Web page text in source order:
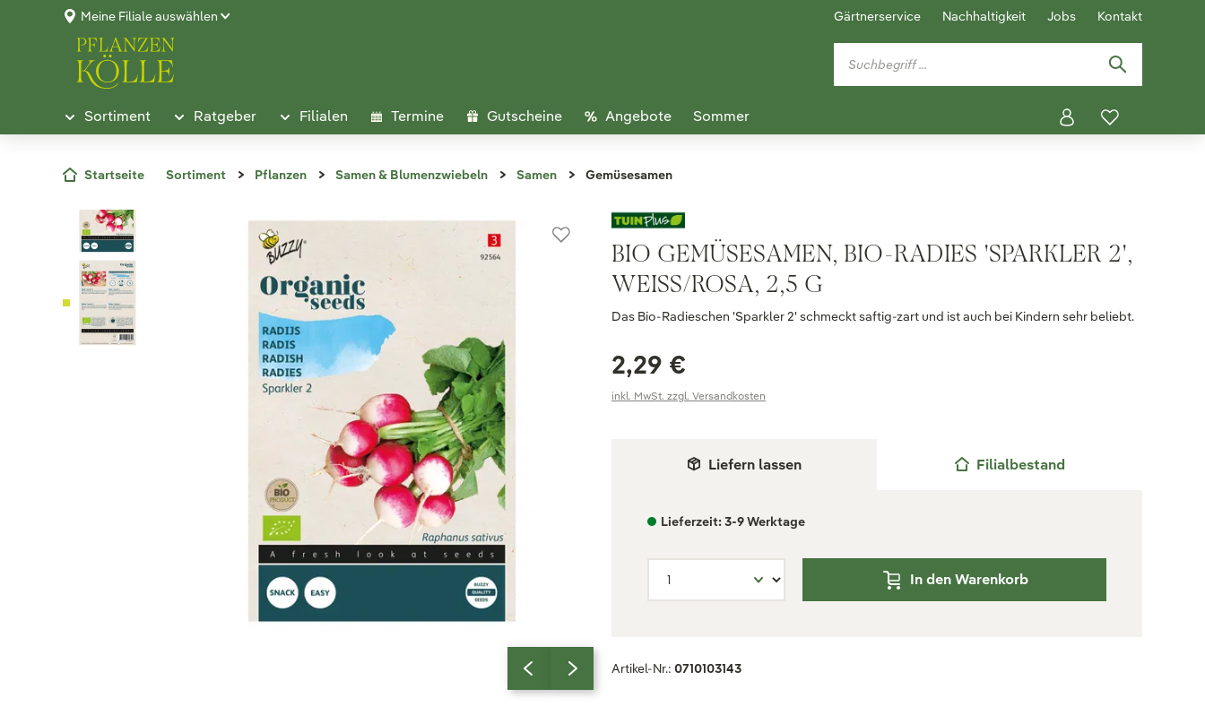
Meine Filiale auswählen Gärtnerservice Nachhaltigkeit Jobs Kontakt
Sortiment Ratgeber Filialen Termine Gutscheine Angebote Sommer
Startseite Sortiment Pflanzen Samen & Blumenzwiebeln Samen Gemüsesamen
BIO GEMÜSESAMEN, BIO-RADIES 'SPARKLER 2',
WEISS/ROSA, 2,5 G
Das Bio-Radieschen 'Sparkler 2' schmeckt saftig-zart und ist auch bei Kindern sehr beliebt.
2,29 €
inkl. MwSt. zzgl. Versandkosten
Liefern lassen Filialbestand
Lieferzeit: 3-9 Werktage
In den Warenkorb
Artikel-Nr.: 0710103143